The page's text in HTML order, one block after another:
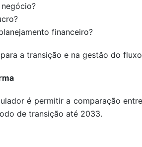
financeiro?
a transição e na gestão do
é permitir a comparação
de transição até 2033.